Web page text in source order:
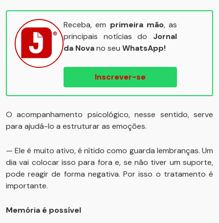
Receba, em primeira mão, as
principais notícias do Jornal
da Novano seu WhatsApp!
Inscrever-se
O acompanhamento psicológico, nesse sentido, serve
para ajudá-lo a estruturar as emoções.
— Ele é muito ativo, é nítido como guarda lembranças. Um
dia vai colocar isso para fora e, se não tiver um suporte,
pode reagir de forma negativa. Por isso o tratamento é
importante.
Memória é possível